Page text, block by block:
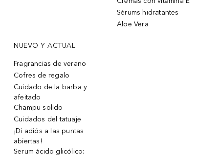
Sérums hidratantes
Aloe Vera
NUEVO Y ACTUAL
Fragrancias de verano
Cofres de regalo
Cuidado de la barba y
afeitado
Champu solido
Cuidados del tatuaje
¡Di adiós a las puntas
abiertas!
Serum ácido glicólico: